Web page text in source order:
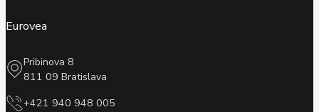
Eurovea
Pribinova 8
811 09 Bratislava
+421 940 948 005